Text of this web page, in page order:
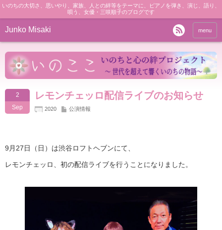
いのちの大切さ、思いやり、家族、人との絆等をテーマに、ピアノを弾き、演じ、語り、
唄う、女優・三咲順子のブログです
Junko Misaki menu
2
Sep
レモンチェッロ配信ライブのお知らせ
2020 公演情報
9月27日（日）は渋谷ロフトヘブンにて、
レモンチェッロ、初の配信ライブを行うことになりました。